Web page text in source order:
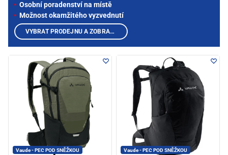
Vaude - PEC POD SNĚŽKOU Vaude - PEC POD SNĚŽKOU
Osobní poradenství na místě
Možnost okamžitého vyzvednutí
VYBRAT PRODEJNU A ZOBRAZIT PRODUKTY